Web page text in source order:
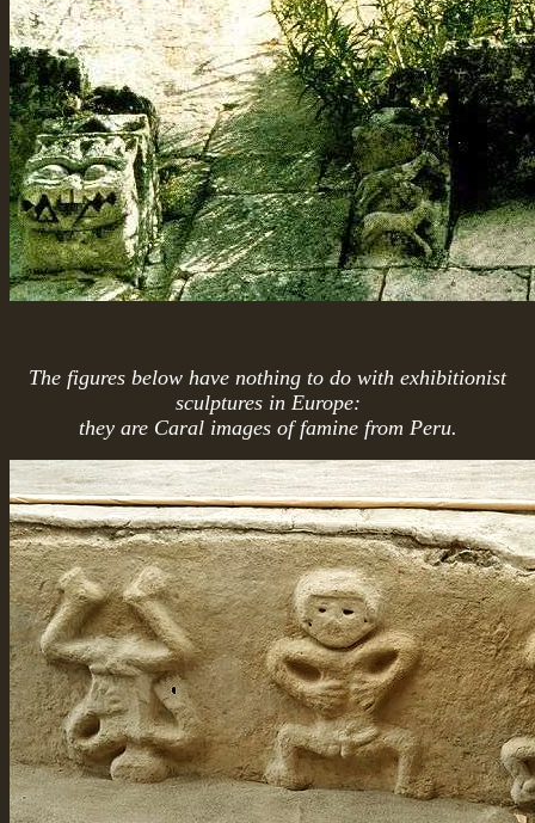
The figures below have nothing to do with exhibitionist
sculptures in Europe:
they are Caral images of famine from Peru.